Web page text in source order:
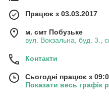
Працює з 03.03.2017
м. смт Побузьке
вул. Вокзальна, буд. 3.,
Контакти
Сьогодні працює з
Показати весь графік